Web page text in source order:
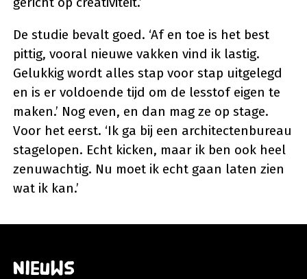
De studie bevalt goed. ‘Af en toe is het best
pittig, vooral nieuwe vakken vind ik lastig.
Gelukkig wordt alles stap voor stap uitgelegd
en is er voldoende tijd om de lesstof eigen te
maken.’ Nog even, en dan mag ze op stage.
Voor het eerst. ‘Ik ga bij een architectenbureau
stagelopen. Echt kicken, maar ik ben ook heel
zenuwachtig. Nu moet ik echt gaan laten zien
wat ik kan.’
Nieuws